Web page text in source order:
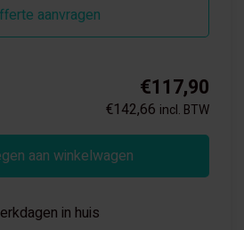
aanvragen
€117,90
€142,66 incl. BTW
aan winkelwagen
in huis